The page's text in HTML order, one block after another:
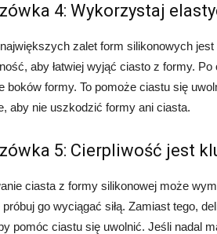
4: Wykorzystaj
zalet form silikonowych
aby łatwiej wyjąć ciasto z formy.
boków formy. To pomoże ciastu się
aby nie uszkodzić formy ani ciasta.
5: Cierpliwość jest
ciasta z formy silikonowej może
próbuj go wyciągać siłą. Zamiast tego,
pomóc ciastu się uwolnić. Jeśli nadal